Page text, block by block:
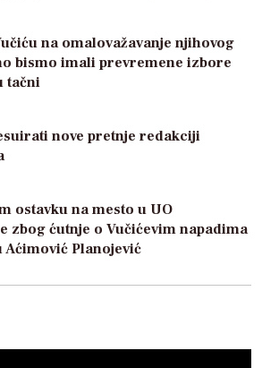
na omalovažavanje njihovog
bismo imali prevremene izbore
tačni
nove pretnje redakciji
ostavku na mesto u UO
zbog ćutnje o Vučićevim napadima
Aćimović Planojević